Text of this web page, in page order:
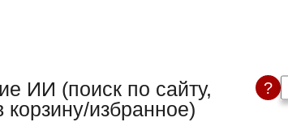
ИИ (поиск по сайту,
избранное)
?